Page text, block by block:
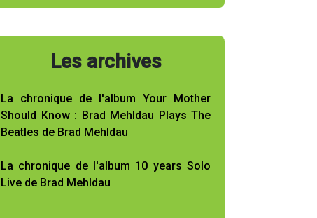
Les archives
La chronique de l'album Your Mother
Should Know : Brad Mehldau Plays The
Beatles de Brad Mehldau
La chronique de l'album 10 years Solo
Live de Brad Mehldau